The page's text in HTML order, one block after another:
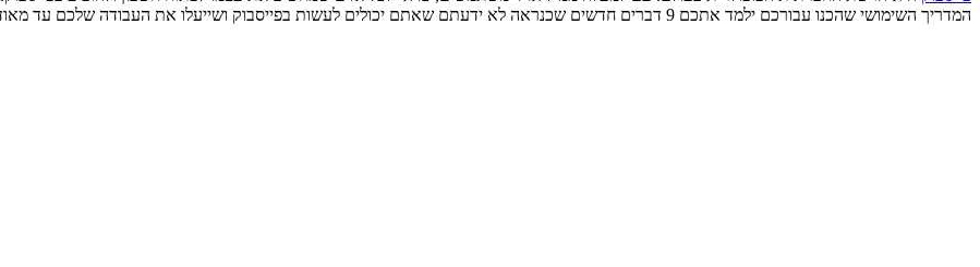
המדריך השימושי שהכנו עבורכם ילמד אתכם 9 דברים חדשים שכנראה לא ידעתם שאתם יכולים לעשות בפייסבוק ושייעלו את העבודה שלכם עד מאוד. תהנו!